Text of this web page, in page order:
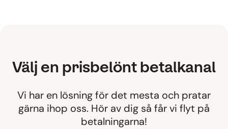
Välj en prisbelönt betalkanal
Vi har en lösning för det mesta och pratar
gärna ihop oss. Hör av dig så får vi flyt på
betalningarna!